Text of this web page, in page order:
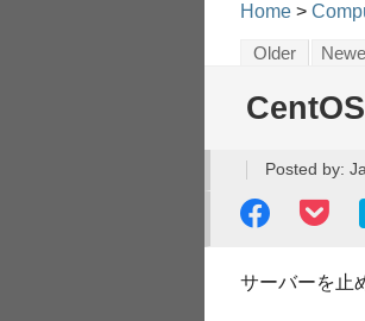
Home >
Older
Posted by:
サーバーを止